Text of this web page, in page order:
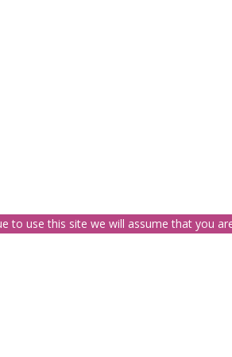
to use this site we will assume that you